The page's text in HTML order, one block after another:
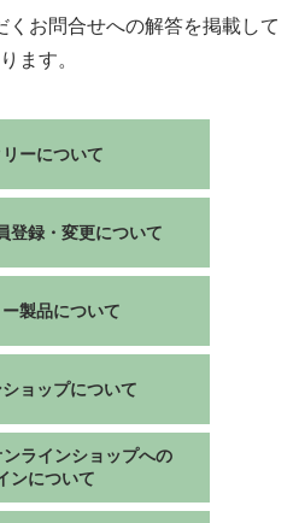
くお問合せへの解答を掲載して
ます。
ーについて
登録・変更について
製品について
ョップについて
ラインショップへの
ンについて